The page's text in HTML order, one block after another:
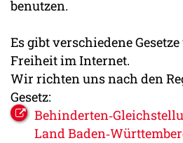
benutzen.
Es gibt verschiedene
Freiheit im Internet.
Wir richten uns nach den
Gesetz:
Land